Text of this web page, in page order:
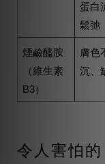
蛋白
鬆弛
煙鹼醯胺
（維生素
B3）
膚色
沉、
令人害怕